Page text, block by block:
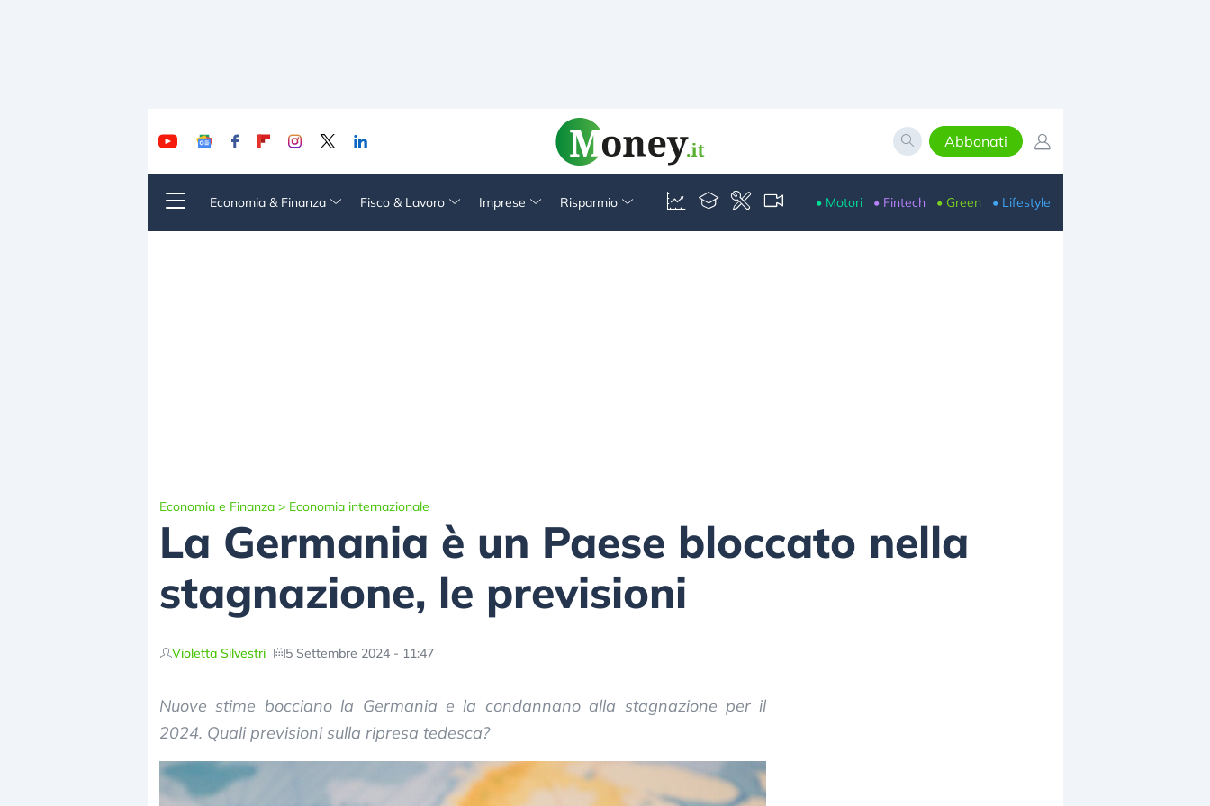
Abbonati
Economia & Finanza Fisco & Lavoro Imprese Risparmio • Motori • Fintech • Green • Lifestyle
Economia e Finanza > Economia internazionale
La Germania è un Paese bloccato nella
stagnazione, le previsioni
Violetta Silvestri 5 Settembre 2024 - 11:47
Nuove stime bocciano la Germania e la condannano alla stagnazione per il
2024. Quali previsioni sulla ripresa tedesca?